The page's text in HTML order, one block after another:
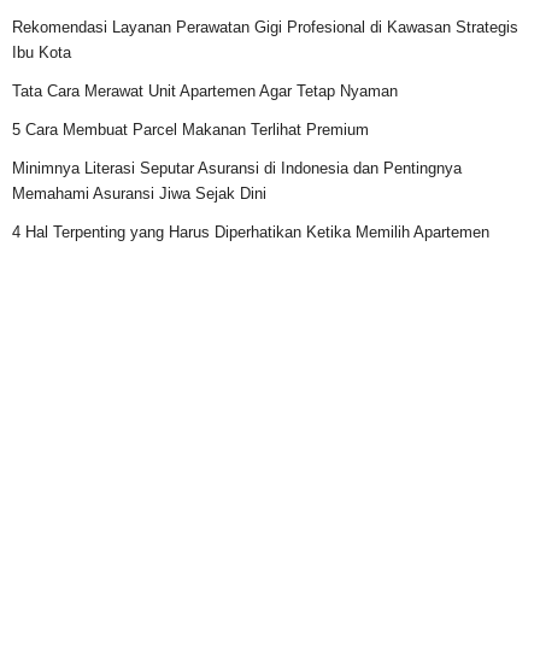
Rekomendasi Layanan Perawatan Gigi Profesional di Kawasan Strategis
Ibu Kota
Tata Cara Merawat Unit Apartemen Agar Tetap Nyaman
5 Cara Membuat Parcel Makanan Terlihat Premium
Minimnya Literasi Seputar Asuransi di Indonesia dan Pentingnya
Memahami Asuransi Jiwa Sejak Dini
4 Hal Terpenting yang Harus Diperhatikan Ketika Memilih Apartemen